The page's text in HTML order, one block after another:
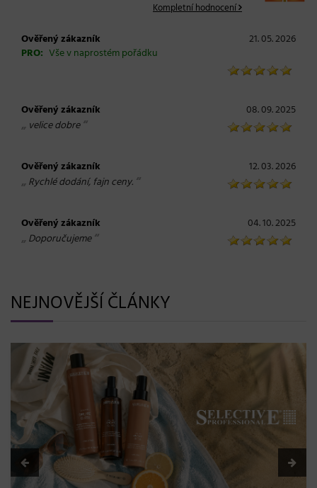
Kompletní hodnocení
Ověřený zákazník
21. 05. 2026
PRO: Vše v naprostém pořádku
Ověřený zákazník 08. 09. 2025
„ velice dobre“
Ověřený zákazník 12. 03. 2026
„ Rychlé dodání, fajn ceny. “
Ověřený zákazník 04. 10. 2025
„ Doporučujeme“
NEJNOVĚJŠÍ ČLÁNKY
BLONDME přichází s novou érou blond: lesk, glow efekt
a maximální péče bez kompromisů
08. 06. 2026